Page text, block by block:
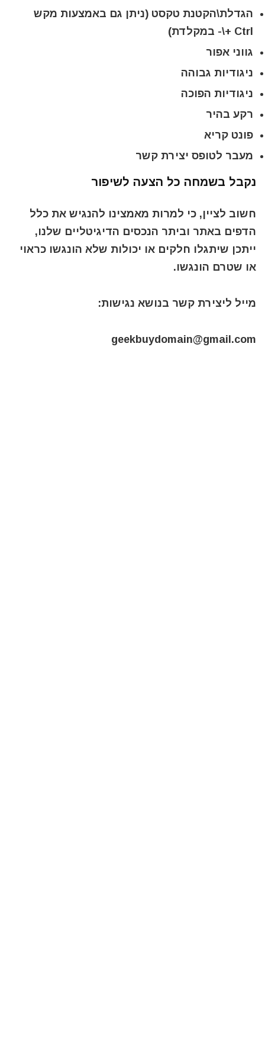
הגדלת\הקטנת טקסט (ניתן גם באמצעות מקש
Ctrl +\- במקלדת)
גווני אפור
ניגודיות גבוהה
ניגודיות הפוכה
רקע בהיר
פונט קריא
מעבר לטופס יצירת קשר
נקבל בשמחה כל הצעה לשיפור
חשוב לציין, כי למרות מאמצינו להנגיש את כלל
הדפים באתר וביתר הנכסים הדיגיטליים שלנו,
ייתכן שיתגלו חלקים או יכולות שלא הונגשו כראוי
או שטרם הונגשו.
מייל ליצירת קשר בנושא נגישות:
geekbuydomain@gmail.com